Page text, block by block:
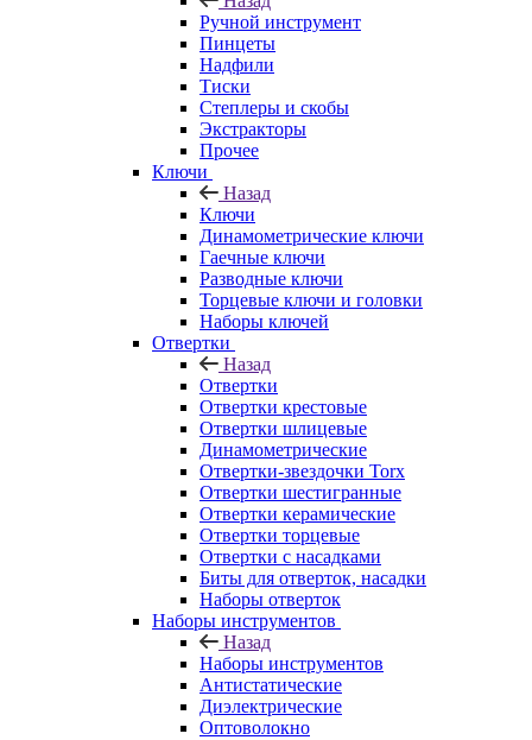
Ручной инструмент
Пинцеты
Надфили
Тиски
Степлеры и скобы
Экстракторы
Прочее
Ключи
Назад
Ключи
Динамометрические ключи
Гаечные ключи
Разводные ключи
Торцевые ключи и головки
Наборы ключей
Отвертки
Назад
Отвертки
Отвертки крестовые
Отвертки шлицевые
Динамометрические
Отвертки-звездочки Torx
Отвертки шестигранные
Отвертки керамические
Отвертки торцевые
Отвертки с насадками
Биты для отверток, насадки
Наборы отверток
Наборы инструментов
Назад
Наборы инструментов
Антистатические
Диэлектрические
Оптоволокно